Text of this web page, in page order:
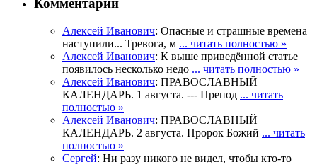
Комментарии
Алексей Иванович: Опасные и страшные времена
наступили... Тревога, м ... читать полностью »
Алексей Иванович: К выше приведённой статье
появилось несколько недо ... читать полностью »
Алексей Иванович: ПРАВОСЛАВНЫЙ
КАЛЕНДАРЬ. 1 августа. --- Препод ... читать
полностью »
Алексей Иванович: ПРАВОСЛАВНЫЙ
КАЛЕНДАРЬ. 2 августа. Пророк Божий ... читать
полностью »
Сергей: Ни разу никого не видел, чтобы кто-то